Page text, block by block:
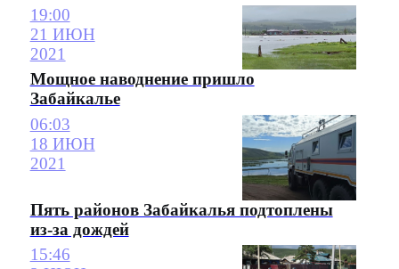
19:00
21 ИЮН
2021
Мощное наводнение пришло
Забайкалье
06:03
18 ИЮН
2021
Пять районов Забайкалья подтоплены
из-за дождей
15:46